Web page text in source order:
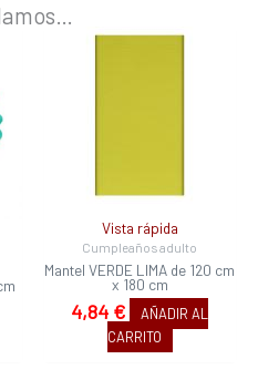
Vista rápida
Cumpleaños adulto
Mantel VERDE LIMA de 120 cm
x 180 cm
4,84 €
AÑADIR AL
CARRITO